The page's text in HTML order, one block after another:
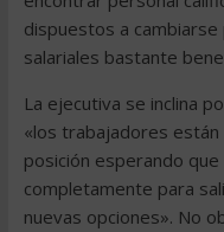
dispuestos a cambiarse
salariales bastante
La ejecutiva se inclina
«los trabajadores
posición esperando
completamente para
nuevas opciones». No